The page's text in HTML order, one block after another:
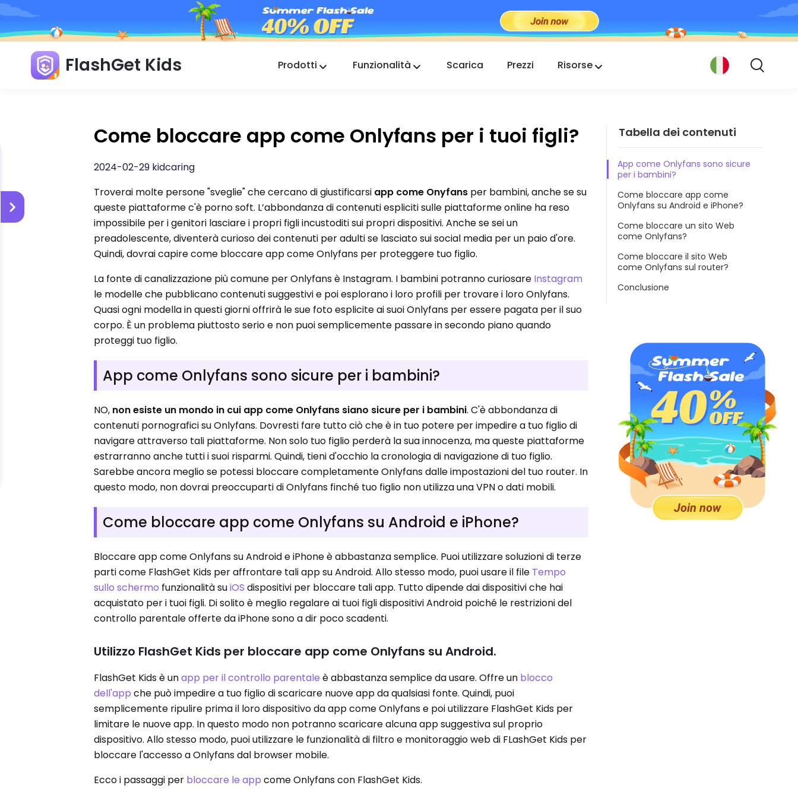
FlashGet Kids Prodotti
FlashGet Finder
Funzionalità Scarica Prezzi Risorse
Come bloccare app come Onlyfans per i tuoi figli?
2024-02-29 kidcaring
Troverai molte persone "sveglie" che cercano di giustificarsi app come Onyfans per bambini, anche se su
queste piattaforme c'è porno soft. L’abbondanza di contenuti espliciti sulle piattaforme online ha reso
impossibile per i genitori lasciare i propri figli incustoditi sui propri dispositivi. Anche se sei un
preadolescente, diventerà curioso dei contenuti per adulti se lasciato sui social media per un paio d'ore.
Quindi, dovrai capire come bloccare app come Onlyfans per proteggere tuo figlio.
La fonte di canalizzazione più comune per Onlyfans è Instagram. I bambini potranno curiosare Instagram
le modelle che pubblicano contenuti suggestivi e poi esplorano i loro profili per trovare i loro Onlyfans.
Quasi ogni modella in questi giorni offrirà le sue foto esplicite ai suoi Onlyfans per essere pagata per il suo
corpo. È un problema piuttosto serio e non puoi semplicemente passare in secondo piano quando
proteggi tuo figlio.
App come Onlyfans sono sicure per i bambini?
NO, non esiste un mondo in cui app come Onlyfans siano sicure per i bambini. C'è abbondanza di
contenuti pornografici su Onlyfans. Dovresti fare tutto ciò che è in tuo potere per impedire a tuo figlio di
navigare attraverso tali piattaforme. Non solo tuo figlio perderà la sua innocenza, ma queste piattaforme
estrarranno anche tutti i suoi risparmi. Quindi, tieni d'occhio la cronologia di navigazione di tuo figlio.
Sarebbe ancora meglio se potessi bloccare completamente Onlyfans dalle impostazioni del tuo router. In
questo modo, non dovrai preoccuparti di Onlyfans finché tuo figlio non utilizza una VPN o dati mobili.
Come bloccare app come Onlyfans su Android e iPhone?
Bloccare app come Onlyfans su Android e iPhone è abbastanza semplice. Puoi utilizzare soluzioni di terze
parti come FlashGet Kids per affrontare tali app su Android. Allo stesso modo, puoi usare il file Tempo
sullo schermo funzionalità suiOS dispositivi per bloccare tali app. Tutto dipende dai dispositivi che hai
acquistato per i tuoi figli. Di solito è meglio regalare ai tuoi figli dispositivi Android poiché le restrizioni del
controllo parentale offerte da iPhone sono a dir poco scadenti.
Utilizzo FlashGet Kids per bloccare app come Onlyfans su Android.
FlashGet Kids è unapp per il controllo parentale è abbastanza semplice da usare. Offre un blocco
dell'app che può impedire a tuo figlio di scaricare nuove app da qualsiasi fonte. Quindi, puoi
semplicemente ripulire prima il loro dispositivo da app come Onlyfans e poi utilizzare FlashGet Kids per
limitare le nuove app. In questo modo non potranno scaricare alcuna app suggestiva sul proprio
dispositivo. Allo stesso modo, puoi utilizzare le funzionalità di filtro e monitoraggio web di FLashGet Kids per
bloccare l'accesso a Onlyfans dal browser mobile.
Ecco i passaggi per bloccare le app come Onlyfans con FlashGet Kids.
Tabella dei contenuti
App come Onlyfans sono sicure
per i bambini?
Come bloccare app come
Onlyfans su Android e iPhone?
Come bloccare un sito Web
come Onlyfans?
Come bloccare il sito Web
come Onlyfans sul router?
Conclusione